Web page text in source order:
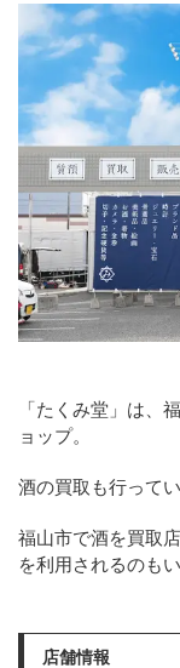
「たくみ堂」は、
ョップ。
酒の買取も行って
福山市で酒を買取
を利用されるのも
店舗情報